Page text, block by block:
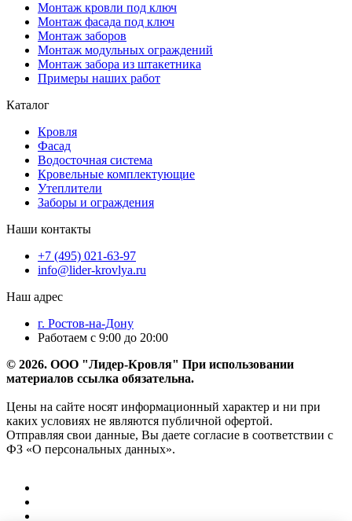
Монтаж кровли под ключ
Монтаж фасада под ключ
Монтаж заборов
Монтаж модульных ограждений
Монтаж забора из штакетника
Примеры наших работ
Каталог
Кровля
Фасад
Водосточная система
Кровельные комплектующие
Утеплители
Заборы и ограждения
Наши контакты
+7 (495) 021-63-97
info@lider-krovlya.ru
Наш адрес
г. Ростов-на-Дону
Работаем с 9:00 до 20:00
© 2026. ООО "Лидер-Кровля" При использовании
материалов ссылка обязательна.
Цены на сайте носят информационный характер и ни при
каких условиях не являются публичной офертой.
Отправляя свои данные, Вы даете согласие в соответствии с
ФЗ «О персональных данных».